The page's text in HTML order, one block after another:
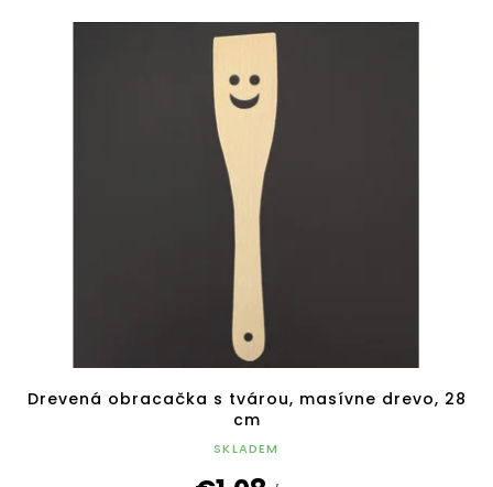
Drevená obracačka s tvárou, masívne drevo, 28
cm
SKLADEM